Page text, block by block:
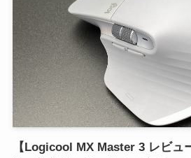
【Logicool MX Master 3 レビュ